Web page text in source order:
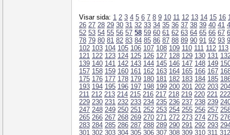
Visar sida: 1 2 3 4 5 6 7 8 9 10 11 12 13 14 15 16
26 27 28 29 30 31 32 33 34 35 36 37 38 39 40 41
52 53 54 55 56 57 58 59 60 61 62 63 64 65 66 67
78 79 80 81 82 83 84 85 86 87 88 89 90 91 92 93
102 103 104 105 106 107 108 109 110 111 112 113
121 122 123 124 125 126 127 128 129 130 131
139 140 141 142 143 144 145 146 147 148 149
157 158 159 160 161 162 163 164 165 166 167
175 176 177 178 179 180 181 182 183 184 185
193 194 195 196 197 198 199 200 201 202 203
211 212 213 214 215 216 217 218 219 220 221 222
229 230 231 232 233 234 235 236 237 238 239
247 248 249 250 251 252 253 254 255 256 257
265 266 267 268 269 270 271 272 273 274 275
283 284 285 286 287 288 289 290 291 292 293
301 302 303 304 305 306 307 308 309 310 311 312